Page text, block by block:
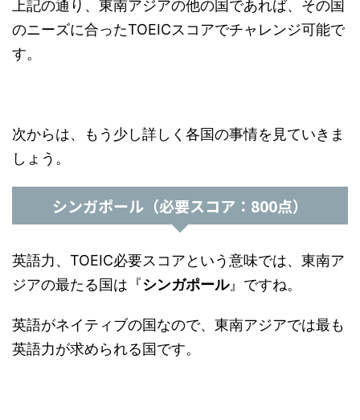
上記の通り、東南アジアの他の国であれば、その国
のニーズに合ったTOEICスコアでチャレンジ可能で
す。
次からは、もう少し詳しく各国の事情を見ていきま
しょう。
シンガポール（必要スコア：800点）
英語力、TOEIC必要スコアという意味では、東南ア
ジアの最たる国は『シンガポール』ですね。
英語がネイティブの国なので、東南アジアでは最も
英語力が求められる国です。